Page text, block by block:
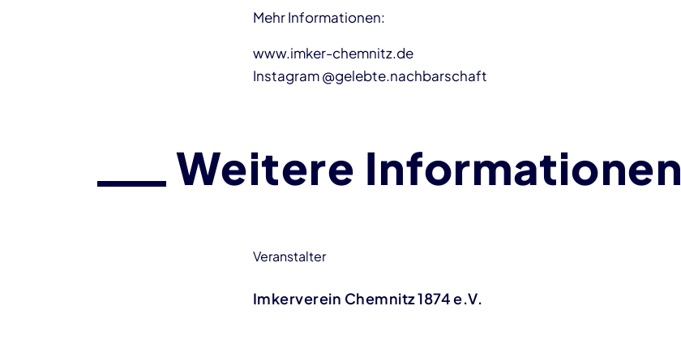
Mehr Informationen:
www.imker-chemnitz.de
Instagram @gelebte.nachbarschaft
Weitere Informationen
Veranstalter
Imkerverein Chemnitz 1874 e.V.